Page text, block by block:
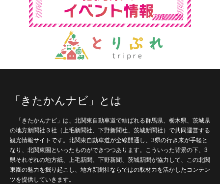
「きたかんナビ」とは
「きたかんナビ」は、北関東自動車道で結ばれる群馬県、栃木県、茨城県
の地方新聞社３社（上毛新聞社、下野新聞社、茨城新聞社）で共同運営する
観光情報サイトです。北関東自動車道が全線開通し、3県の行き来が手軽と
なり、北関東圏といったものができつつあります。こういった背景の下、3
県それぞれの地方紙、上毛新聞、下野新聞、茨城新聞が協力して、この北関
東圏の魅力を掘り起こし、地方新聞社ならではの取材力を活かしたコンテン
ツを提供していきます。